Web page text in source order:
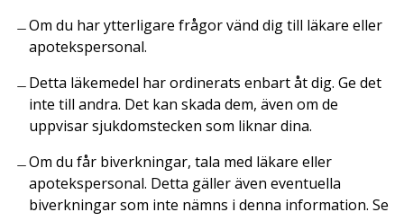
Om du har ytterligare frågor vänd dig till läkare eller
apotekspersonal.
Detta läkemedel har ordinerats enbart åt dig. Ge det
inte till andra. Det kan skada dem, även om de
uppvisar sjukdomstecken som liknar dina.
Om du får biverkningar, tala med läkare eller
apotekspersonal. Detta gäller även eventuella
biverkningar som inte nämns i denna information. Se